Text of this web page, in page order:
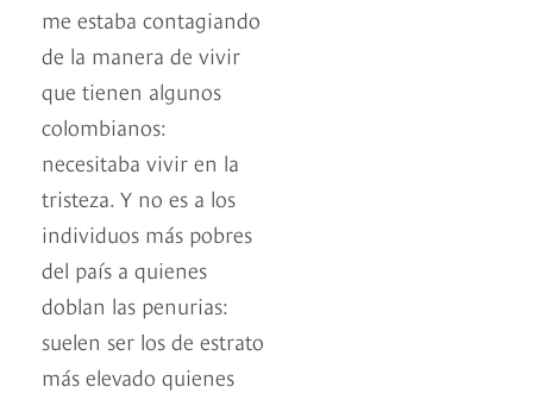
me estaba contagiando
de la manera de vivir
que tienen algunos
colombianos:
necesitaba vivir en la
tristeza. Y no es a los
individuos más pobres
del país a quienes
doblan las penurias:
suelen ser los de estrato
más elevado quienes